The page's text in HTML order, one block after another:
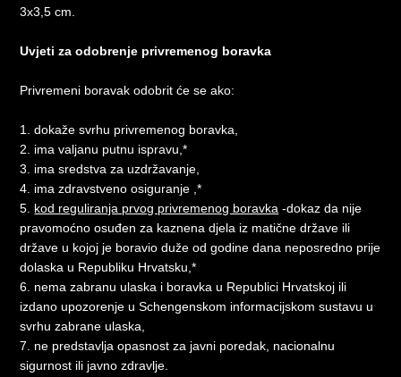
3x3,5 cm.
Uvjeti za odobrenje privremenog boravka
Privremeni boravak odobrit će se ako:
1. dokaže svrhu privremenog boravka,
2. ima valjanu putnu ispravu,*
3. ima sredstva za uzdržavanje,
4. ima zdravstveno osiguranje ,*
5. kod reguliranja prvog privremenog boravka -dokaz da nije
pravomoćno osuđen za kaznena djela iz matične države ili
države u kojoj je boravio duže od godine dana neposredno prije
dolaska u Republiku Hrvatsku,*
6. nema zabranu ulaska i boravka u Republici Hrvatskoj ili
izdano upozorenje u Schengenskom informacijskom sustavu u
svrhu zabrane ulaska,
7. ne predstavlja opasnost za javni poredak, nacionalnu
sigurnost ili javno zdravlje.